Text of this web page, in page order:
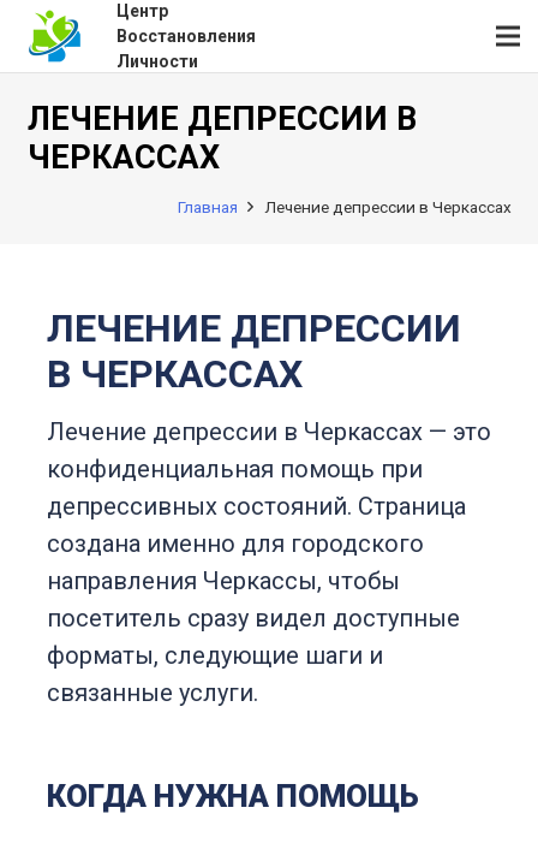
Центр
Восстановления
Личности
ЛЕЧЕНИЕ ДЕПРЕССИИ В
ЧЕРКАССАХ
Главная Лечение депрессии в Черкассах
ЛЕЧЕНИЕ ДЕПРЕССИИ
В ЧЕРКАССАХ
Лечение депрессии в Черкассах — это
конфиденциальная помощь при
депрессивных состояний. Страница
создана именно для городского
направления Черкассы, чтобы
посетитель сразу видел доступные
форматы, следующие шаги и
связанные услуги.
КОГДА НУЖНА ПОМОЩЬ